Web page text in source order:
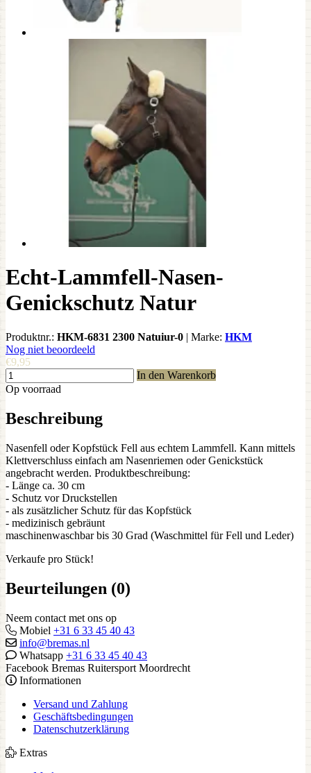
Echt-Lammfell-Nasen-
Genickschutz Natur
Produktnr.: HKM-6831 2300 Natuiur-0 | Marke: HKM
Nog niet beoordeeld
€9,95
In den Warenkorb
Op voorraad
Beschreibung
Nasenfell oder Kopfstück Fell aus echtem Lammfell. Kann mittels
Klettverschluss einfach am Nasenriemen oder Genickstück
angebracht werden. Produktbeschreibung:
- Länge ca. 30 cm
- Schutz vor Druckstellen
- als zusätzlicher Schutz für das Kopfstück
- medizinisch gebräunt
maschinenwaschbar bis 30 Grad (Waschmittel für Fell und Leder)
Verkaufe pro Stück!
Beurteilungen (0)
Neem contact met ons op
Mobiel +31 6 33 45 40 43
info@bremas.nl
Whatsapp +31 6 33 45 40 43
Facebook Bremas Ruitersport Moordrecht
Informationen
Versand und Zahlung
Geschäftsbedingungen
Datenschutzerklärung
Extras